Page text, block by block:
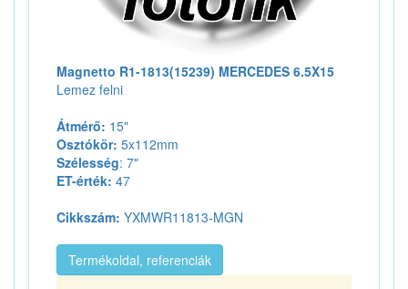
Magnetto R1-1813(15239) MERCEDES 6.5X15
Lemez felni
Átmérő: 15"
Osztókör: 5x112mm
Szélesség: 7"
ET-érték: 47
Cikkszám: YXMWR11813-MGN
Termékoldal, referenciák